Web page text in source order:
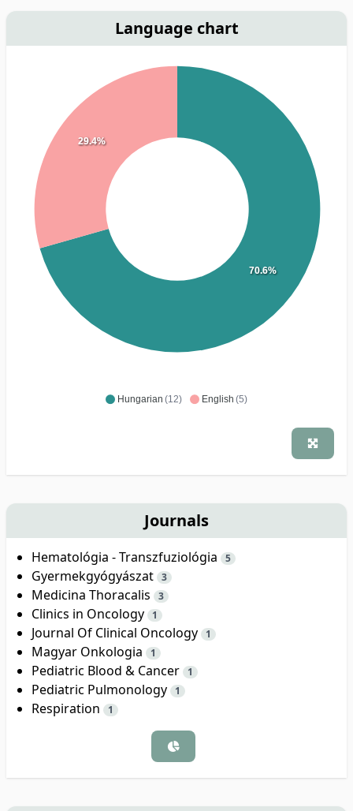
Language chart
Hungarian (12) English (5)
70.6%
29.4%
Journals
Hematológia - Transzfuziológia 5
Gyermekgyógyászat 3
Medicina Thoracalis 3
Clinics in Oncology 1
Journal Of Clinical Oncology 1
Magyar Onkologia 1
Pediatric Blood & Cancer 1
Pediatric Pulmonology 1
Respiration 1